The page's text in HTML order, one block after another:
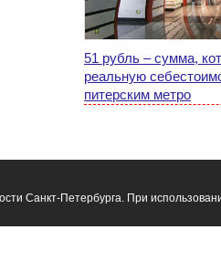
51 рубль – сумма,
реальную
питерским метро
Санкт-Петербурга. При